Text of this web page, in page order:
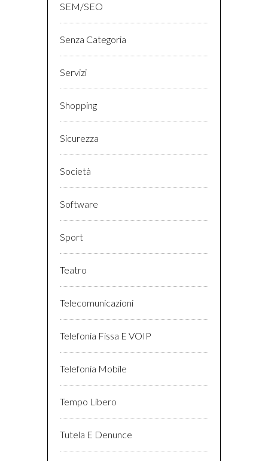
SEM/SEO
Senza Categoria
Servizi
Shopping
Sicurezza
Società
Software
Sport
Teatro
Telecomunicazioni
Telefonia Fissa E VOIP
Telefonia Mobile
Tempo Libero
Tutela E Denunce